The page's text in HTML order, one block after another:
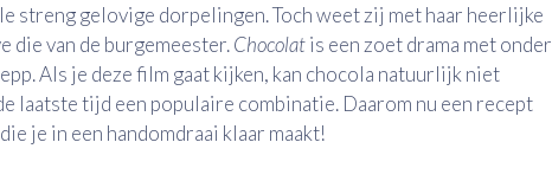
streng gelovige dorpelingen. Toch weet zij met haar heerlijke
die van de burgemeester.Chocolatis een zoet drama met onder
Als je deze film gaat kijken, kan chocola natuurlijk niet
laatste tijd een populaire combinatie. Daarom nu een recept
die je in een handomdraai klaar maakt!